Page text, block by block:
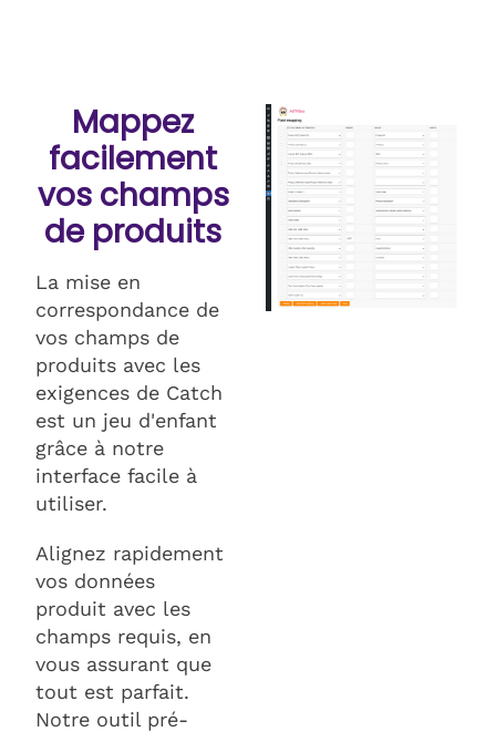
Mappez
facilement
vos champs
de produits
La mise en
correspondance de
vos champs de
produits avec les
exigences de Catch
est un jeu d'enfant
grâce à notre
interface facile à
utiliser.
Alignez rapidement
vos données
produit avec les
champs requis, en
vous assurant que
tout est parfait.
Notre outil pré-